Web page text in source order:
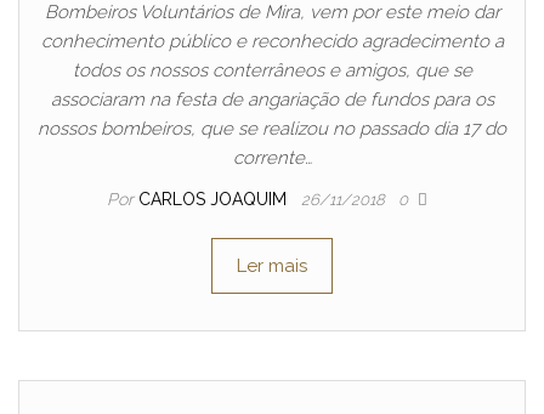
Bombeiros Voluntários de Mira, vem por este meio dar
conhecimento público e reconhecido agradecimento a
todos os nossos conterrâneos e amigos, que se
associaram na festa de angariação de fundos para os
nossos bombeiros, que se realizou no passado dia 17 do
corrente…
Por CARLOS JOAQUIM 26/11/2018 0
Ler mais